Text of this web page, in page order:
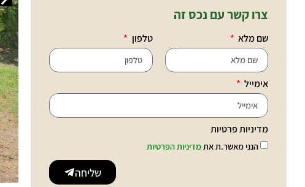
צרו קשר עם נכס זה
שם מלא טלפון
אימייל
מדיניות פרטיות
הנני מאשר.ת אתמדיניות הפרטיות
שליחה